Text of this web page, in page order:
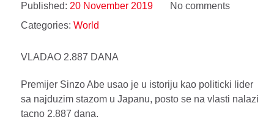
Published: 20 November 2019
No comments
Categories: World
VLADAO 2.887 DANA
Premijer Sinzo Abe usao je u istoriju kao politicki lider
sa najduzim stazom u Japanu, posto se na vlasti nalazi
tacno 2.887 dana.